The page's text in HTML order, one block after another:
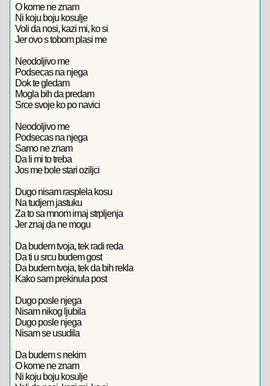
O kome ne znam
Ni koju boju kosulje
Voli da nosi, kazi mi, ko si
Jer ovo s tobom plasi me
Neodoljivo me
Podsecas na njega
Dok te gledam
Mogla bih da predam
Srce svoje ko po navici
Neodoljivo me
Podsecas na njega
Samo ne znam
Da li mi to treba
Jos me bole stari oziljci
Dugo nisam rasplela kosu
Na tudjem jastuku
Za to sa mnom imaj strpljenja
Jer znaj da ne mogu
Da budem tvoja, tek radi reda
Da ti u srcu budem gost
Da budem tvoja, tek da bih rekla
Kako sam prekinula post
Dugo posle njega
Nisam nikog ljubila
Dugo posle njega
Nisam se usudila
Da budem s nekim
O kome ne znam
Ni koju boju kosulje